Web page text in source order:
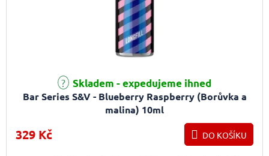
Bar Series S&V - Blueberry Raspberry (Borůvka a
malina) 10ml
Skladem - expedujeme ihned
329 Kč DO KOŠÍKU